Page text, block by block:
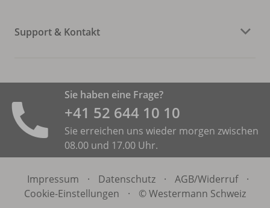
Support & Kontakt
Sie haben eine Frage?
+41 52 644 10 10
Sie erreichen uns wieder morgen zwischen
08.00 und 17.00 Uhr.
Impressum · Datenschutz · AGB/Widerruf
·
Cookie-Einstellungen
· © Westermann Schweiz